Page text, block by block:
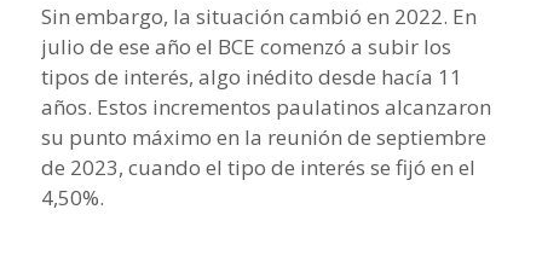
Sin embargo, la situación cambió en 2022. En
julio de ese año el BCE comenzó a subir los
tipos de interés, algo inédito desde hacía 11
años. Estos incrementos paulatinos alcanzaron
su punto máximo en la reunión de septiembre
de 2023, cuando el tipo de interés se fijó en el
4,50%.